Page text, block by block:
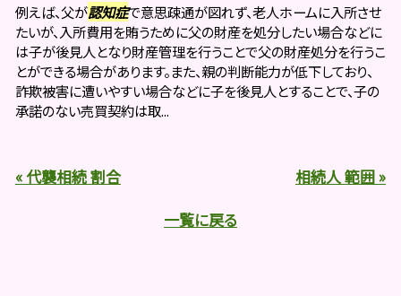
例えば、父が認知症で意思疎通が図れず、老人ホームに入所させ
たいが、入所費用を賄うために父の財産を処分したい場合などに
は子が後見人となり財産管理を行うことで父の財産処分を行うこ
とができる場合があります。また、親の判断能力が低下しており、
詐欺被害に遭いやすい場合などに子を後見人とすることで、子の
承諾のない売買契約は取...
« 代襲相続 割合
相続人 範囲 »
一覧に戻る